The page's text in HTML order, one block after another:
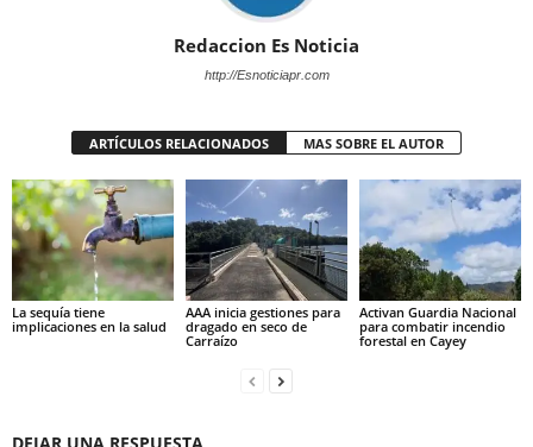
Redaccion Es Noticia
http://Esnoticiapr.com
ARTÍCULOS RELACIONADOS MAS SOBRE EL AUTOR
La sequía tiene
implicaciones en la salud
AAA inicia gestiones para
dragado en seco de
Carraízo
Activan Guardia Nacional
para combatir incendio
forestal en Cayey
DEJAR UNA RESPUESTA